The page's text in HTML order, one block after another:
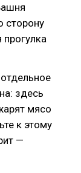
сторону
здесь
мясо
к этому
—